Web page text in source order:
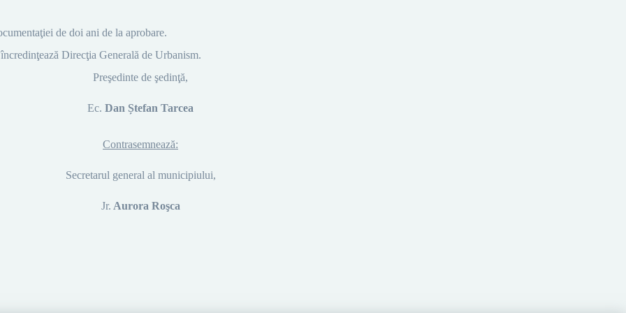
de doi ani de la aprobare.
Direcţia Generală de Urbanism.
Preşedinte de şedinţă,
Ec. Dan Ștefan Tarcea
Contrasemnează:
Secretarul general al municipiului,
Jr. Aurora Roşca